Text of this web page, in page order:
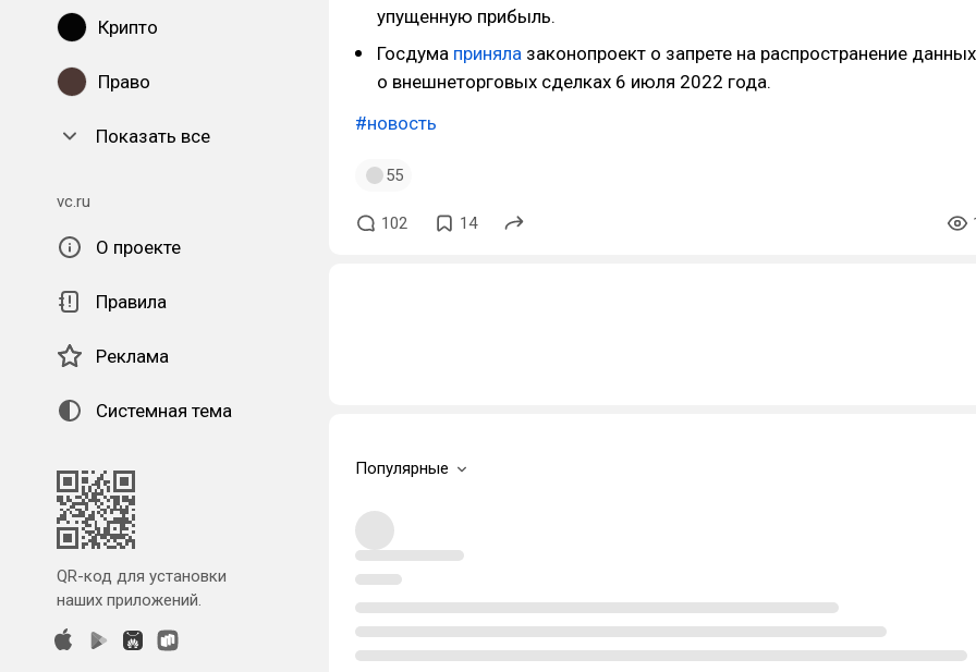
Крипто
Право
Показать все
vc.ru
О проекте
Правила
Реклама
Системная тема
QR-код для установки
наших приложений.
упущенную прибыль.
Госдума приняла законопроект о запрете на распространение данных
о внешнеторговых сделках 6 июля 2022 года.
#новость
55
102 14
Популярные